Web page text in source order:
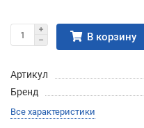
В корзину
Артикул
Бренд
Все характеристики
об оплате Частями